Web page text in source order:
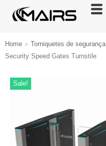
Skip
to
Home » Torniquetes de segurança
Security Speed Gates Turnstile
Sale!